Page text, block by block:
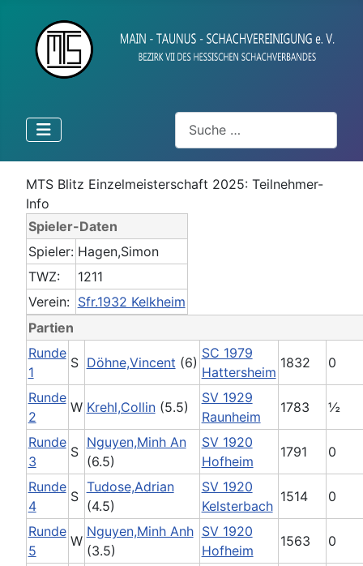
Suchen
MTS Blitz Einzelmeisterschaft 2025: Teilnehmer-
Info
Spieler-Daten
Spieler: Hagen,Simon
TWZ:
1211
Verein: Sfr.1932 Kelkheim
Partien
Runde
1
S Döhne,Vincent (6)
SC 1979
Hattersheim
1832 0
Runde
2
W Krehl,Collin(5.5)
SV 1929
Raunheim
1783 ½
Runde
3
S
Nguyen,Minh An
(6.5)
SV 1920
Hofheim
1791 0
Runde
4
S
Tudose,Adrian
(4.5)
SV 1920
Kelsterbach
1514 0
Runde
5
W
Nguyen,Minh Anh
(3.5)
SV 1920
Hofheim
1563 0